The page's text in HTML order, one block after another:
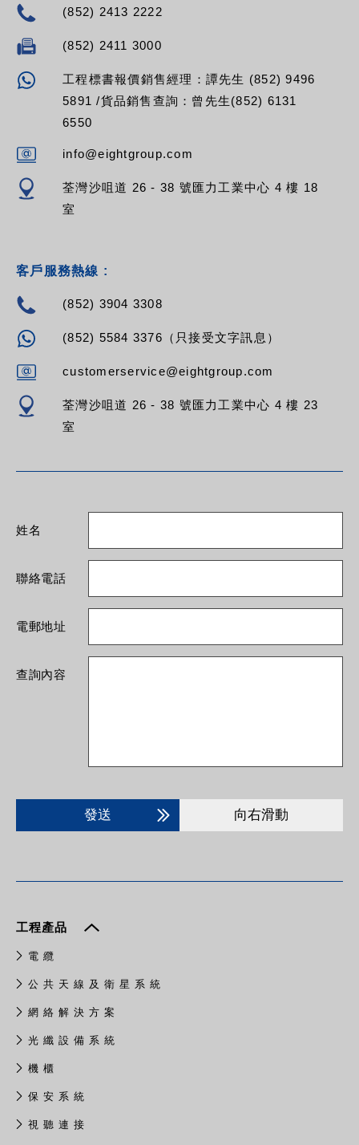
(852) 2413 2222
(852) 2411 3000
工程標書報價銷售經理：譚先生 (852) 9496
5891 /貨品銷售查詢：曾先生(852) 6131
6550
info@eightgroup.com
荃灣沙咀道 26 - 38 號匯力工業中心 4 樓 18
室
客戶服務熱線 :
(852) 3904 3308
(852) 5584 3376（只接受文字訊息）
customerservice@eightgroup.com
荃灣沙咀道 26 - 38 號匯力工業中心 4 樓 23
室
姓名
聯絡電話
電郵地址
查詢內容
發送 向右滑動
工程產品
電 纜
公 共 天 線 及 衛 星 系 統
網 絡 解 決 方 案
光 纖 設 備 系 統
機 櫃
保 安 系 統
視 聽 連 接